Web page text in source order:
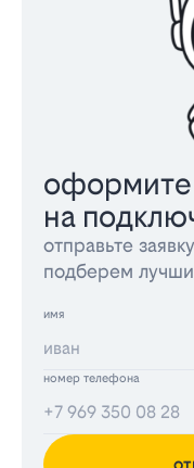
оформите
на
отправьте
подберем
имя
номер телефона